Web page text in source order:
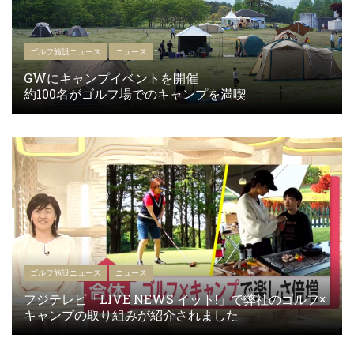
ゴルフ施設ニュース ニュース
GWにキャンプイベントを開催
約100名がゴルフ場でのキャンプを満喫
ゴルフ施設ニュース ニュース
フジテレビ「LIVE NEWS イット!」で弊社のゴルフ×
キャンプの取り組みが紹介されました